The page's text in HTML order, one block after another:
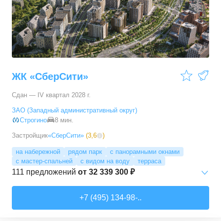
3-комн. кв. от17 498 090 ₽
76,45–81,28м² 11 предложений
4-комн. кв. от24 367 690 ₽
ЖК «СберСити»
Сдан — IV квартал 2028 г.
ЗАО (Западный административный округ)
Строгино
8 мин.
Застройщик«СберСити» (3,6 )
на набережной рядом парк
с панорамными окнами
с мастер-спальней
с видом на воду терраса
111 предложений от 32 339 300 ₽
+7 (495) 134-98-..